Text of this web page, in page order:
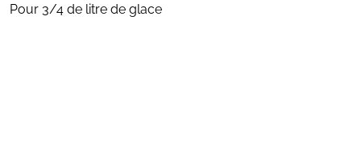
Pour 3/4 de litre de glace